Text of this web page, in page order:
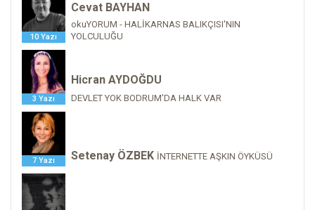
10 Yazı
Cevat BAYHAN
okuYORUM - HALİKARNAS BALIKÇISI'NIN
YOLCULUĞU
3 Yazı
Hicran AYDOĞDU
DEVLET YOK BODRUM'DA HALK VAR
7 Yazı Setenay ÖZBEK İNTERNETTE AŞKIN ÖYKÜSÜ